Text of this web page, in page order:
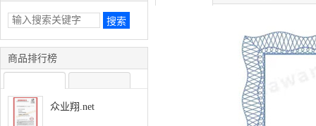
商品排行榜
众业翔.net